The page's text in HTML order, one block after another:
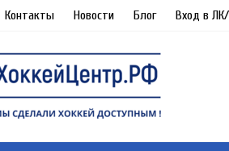
Контакты Новости Блог Вход в